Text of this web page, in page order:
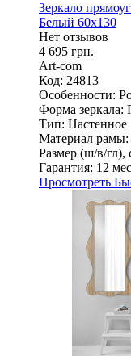
Зеркало
Белый 60х130
Нет отзывов
4 695 грн.
Art-com
Код: 24813
Особенности:
Форма зеркала:
Тип: Настенное
Материал рамы:
Размер (ш/в/гл),
Гарантия: 12
Просмотреть